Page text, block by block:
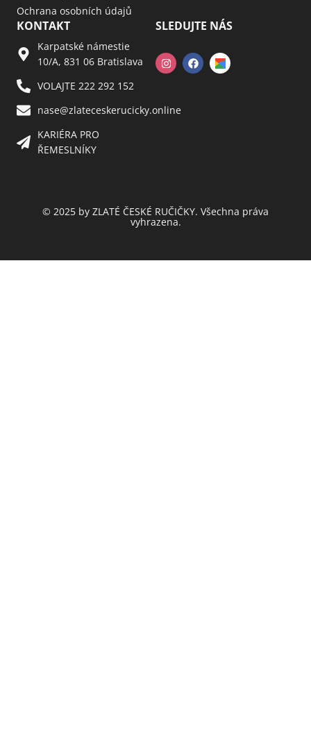
Ochrana osobních údajů
KONTAKT
Karpatské námestie
10/A, 831 06 Bratislava
VOLAJTE 222 292 152
nase@zlateceskerucicky.online
KARIÉRA PRO
ŘEMESLNÍKY
SLEDUJTE NÁS
© 2025 by ZLATÉ ČESKÉ RUČIČKY. Všechna práva
vyhrazena.